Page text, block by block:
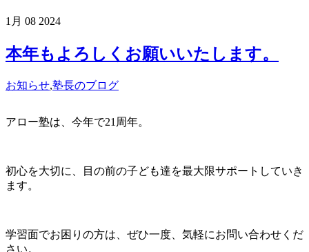
1月 08 2024
本年もよろしくお願いいたします。
お知らせ,塾長のブログ
アロー塾は、今年で21周年。
初心を大切に、目の前の子ども達を最大限サポートしていき
ます。
学習面でお困りの方は、ぜひ一度、気軽にお問い合わせくだ
さい。